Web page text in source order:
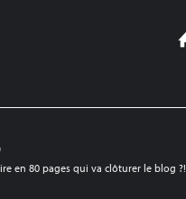
en 80 pages qui va clôturer le blog ?!